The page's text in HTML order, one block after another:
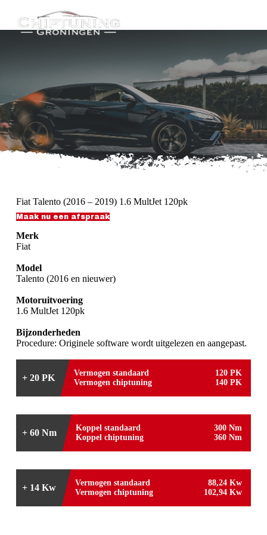
n
i
n
h
u
d
Fiat Talento (2016 – 2019) 1.6 MultJet 120pk
Maak nu een afspraak
Merk
Fiat
Model
Talento (2016 en nieuwer)
Motoruitvoering
1.6 MultJet 120pk
Bijzonderheden
Procedure: Originele software wordt uitgelezen en aangepast.
+ 20 PK Vermogen standaard
120 PK
Vermogen chiptuning
140 PK
+ 60 Nm Koppel standaard
300 Nm
Koppel chiptuning
360 Nm
+ 14 Kw Vermogen standaard
88,24 Kw
Vermogen chiptuning
102,94 Kw